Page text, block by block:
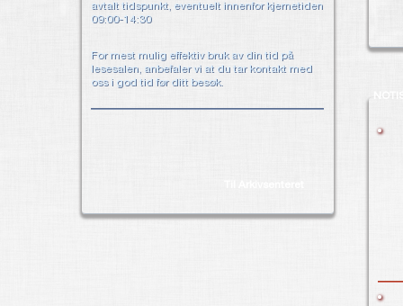
avtalt tidspunkt, eventuelt innenfor kjernetiden
09:00-14:30
For mest mulig effektiv bruk av din tid på
lesesalen, anbefaler vi at du tar kontakt med
oss i god tid før ditt besøk.